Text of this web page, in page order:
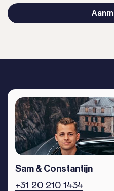
Sam & Constantijn
+31 20 210 1434